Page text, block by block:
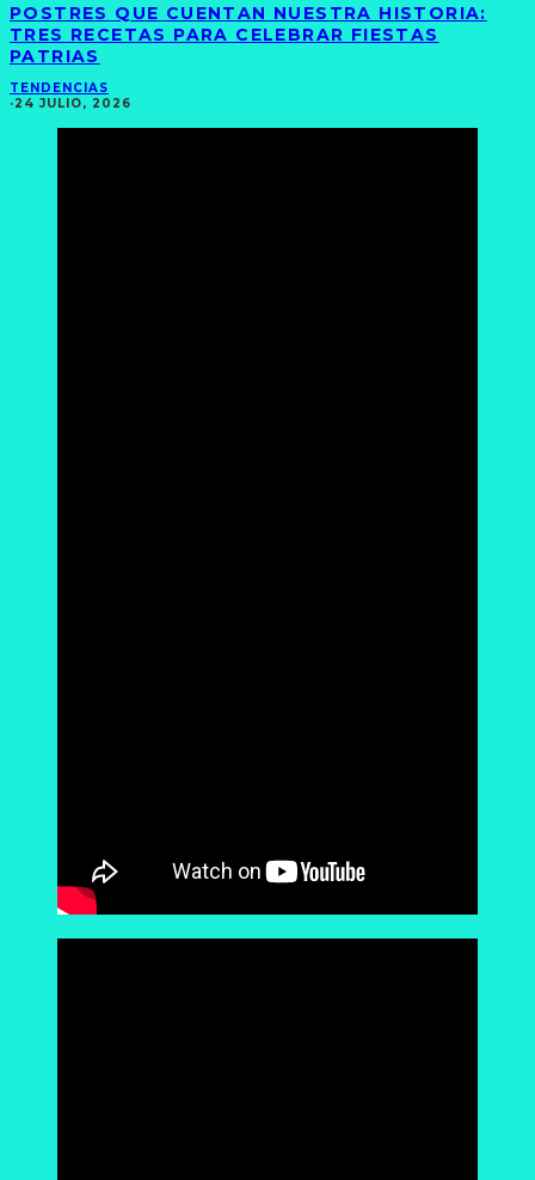
POSTRES QUE CUENTAN NUESTRA HISTORIA:
TRES RECETAS PARA CELEBRAR FIESTAS
PATRIAS
TENDENCIAS
·24 JULIO, 2026